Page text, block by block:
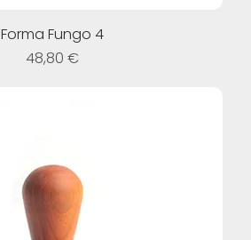
Forma Fungo 4
Prezzo
48,80 €